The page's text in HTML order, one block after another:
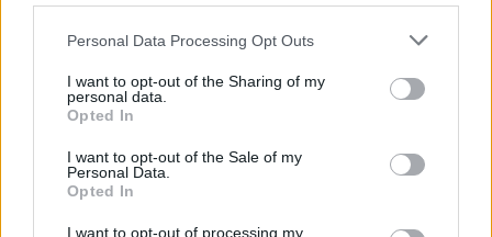
Personal Data Processing Opt Outs
I want to opt-out of the Sharing of my
personal data.
Opted In
I want to opt-out of the Sale of my
Personal Data.
Opted In
I want to opt-out of processing my
Esim for Global|Esim for Europe|
Esim for Caribbean